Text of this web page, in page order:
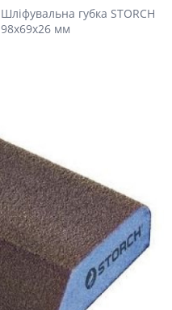
Шліфувальна губка STORCH
98х69х26 мм